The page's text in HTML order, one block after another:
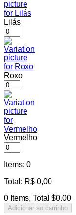
Lilás
Roxo
Vermelho
Items: 0
Total : R$ 0,00
0 Items, Total $0.00
Adicionar ao carrinho